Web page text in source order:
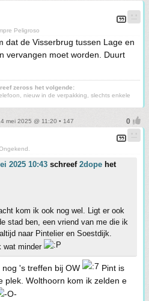
Peligroso
dat de Visserbrug tussen Lage en
vervangen moet worden. Duurt
zeross het volgende:
nieuw in de verpakking, slechts enkele
mei 2025 @ 11:20 • 147
2025 10:43 schreef 2dope het
kom ik ook nog wel. Ligt er ook
stad ben, een vriend van me die ik
naar Pintelier en Soestdijk.
wat minder
's treffen bij OW
Pint is
plek. Wolthoorn kom ik zelden e